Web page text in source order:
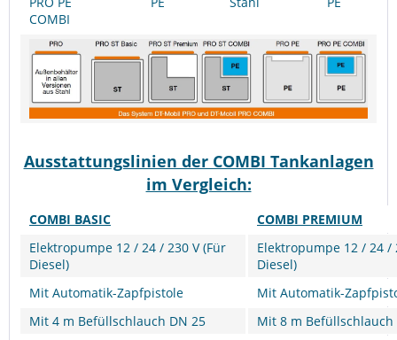
COMBI
Ausstattungslinien der COMBI Tankanlagen
im Vergleich:
COMBI BASIC
COMBI PREMIUM
Elektropumpe 12 / 24 / 230 V (Für
Diesel)
Elektropumpe 12 / 24 /
Diesel)
Mit Automatik-Zapfpistole
Mit Automatik-
Mit 4 m Befüllschlauch DN 25
Mit 8 m Befüllschlauch